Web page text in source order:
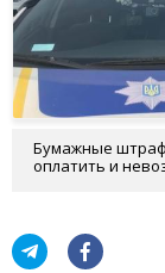
Бумажные
оплатить и